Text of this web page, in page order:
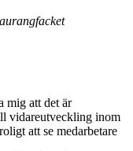
mig att det är
vidareutveckling inom
att se medarbetare